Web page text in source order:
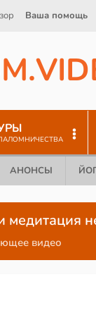
Ваша помощь
M.VID
АНОНСЫ
медитация
видео